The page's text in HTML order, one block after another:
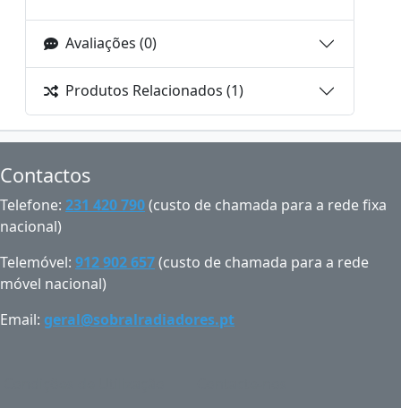
Avaliações (0)
Produtos Relacionados (1)
Contactos
Telefone: 231 420 790(custo de chamada para a rede fixa
nacional)
Telemóvel: 912 902 657(custo de chamada para a rede
móvel nacional)
Email: geral@sobralradiadores.pt